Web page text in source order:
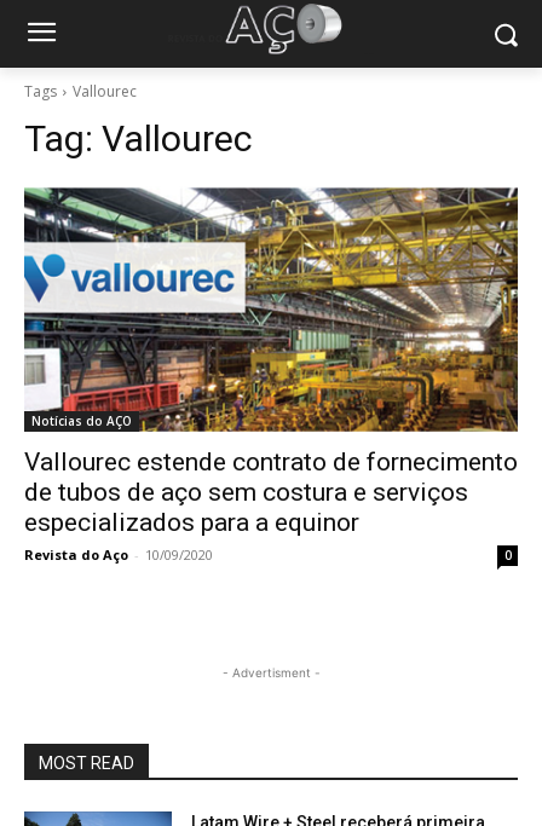
Tags Vallourec
Tag: Vallourec
Notícias do AÇO
Vallourec estende contrato de fornecimento
de tubos de aço sem costura e serviços
especializados para a equinor
Revista do Aço - 10/09/2020 0
- Advertisment -
MOST READ